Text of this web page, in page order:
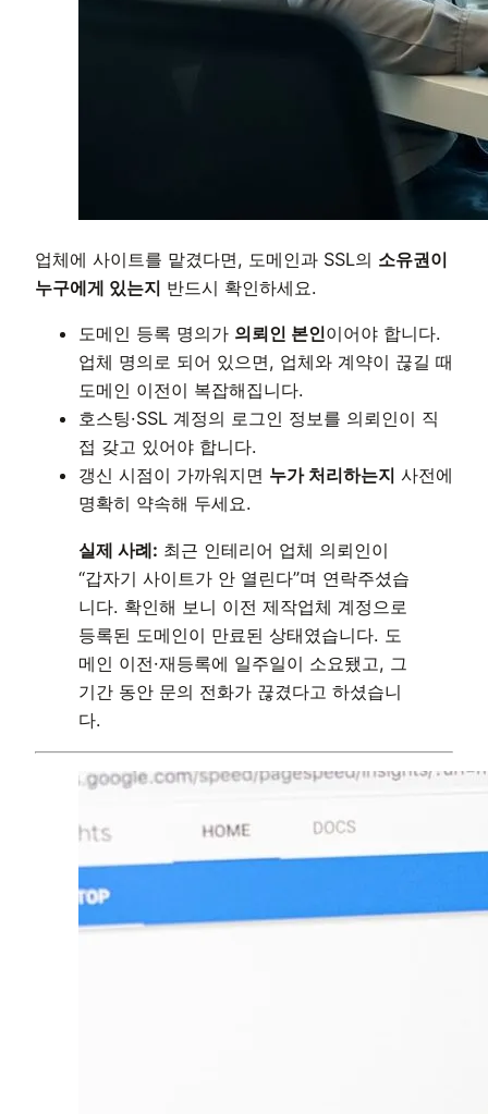
업체에 사이트를 맡겼다면, 도메인과 SSL의 소유권이
누구에게 있는지 반드시 확인하세요.
도메인 등록 명의가 의뢰인 본인이어야 합니다.
업체 명의로 되어 있으면, 업체와 계약이 끊길 때
도메인 이전이 복잡해집니다.
호스팅·SSL 계정의 로그인 정보를 의뢰인이 직
접 갖고 있어야 합니다.
갱신 시점이 가까워지면 누가 처리하는지 사전에
명확히 약속해 두세요.
실제 사례: 최근 인테리어 업체 의뢰인이
“갑자기 사이트가 안 열린다”며 연락주셨습
니다. 확인해 보니 이전 제작업체 계정으로
등록된 도메인이 만료된 상태였습니다. 도
메인 이전·재등록에 일주일이 소요됐고, 그
기간 동안 문의 전화가 끊겼다고 하셨습니
다.